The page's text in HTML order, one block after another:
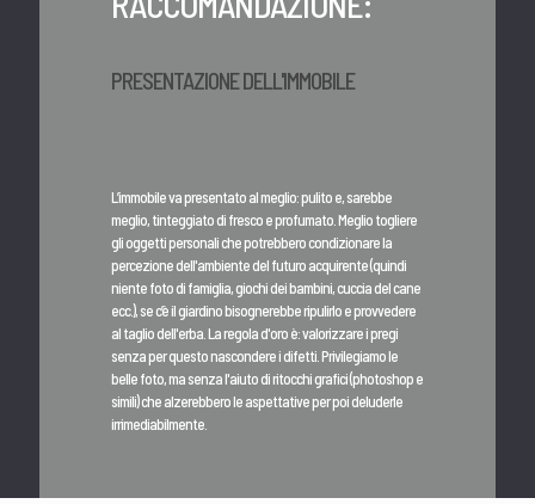
PRESENTAZIONE DELL'IMMOBILE
L’immobile va presentato al meglio: pulito e, sarebbe
meglio, tinteggiato di fresco e profumato. Meglio togliere
gli oggetti personali che potrebbero condizionare la
percezione dell'ambiente del futuro acquirente (quindi
niente foto di famiglia, giochi dei bambini, cuccia del cane
ecc.), se c’è il giardino bisognerebbe ripulirlo e provvedere
al taglio dell'erba. La regola d'oro è: valorizzare i pregi
senza per questo nascondere i difetti. Privilegiamo le
belle foto, ma senza l'aiuto di ritocchi grafici (photoshop e
simili) che alzerebbero le aspettative per poi deluderle
irrimediabilmente.